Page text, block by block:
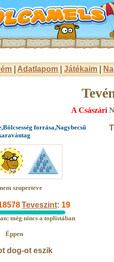
Adatlapom |Játékaim
A Császári
forrása,Nagybecsű
szuperteve
Teveszint: 19
még nincs a toplistában
Éppen
dog-ot eszik